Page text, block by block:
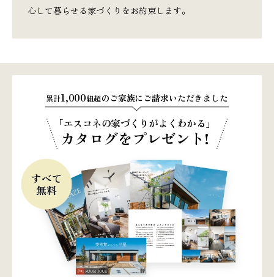
心して暮らせる家づくりをお約束します。
累計1,000組超のご家族にご請求いただきました
「エスコネの家づくりがよくわかる」
カタログをプレゼント!